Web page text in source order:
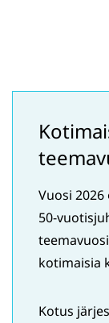
Vuosi
50-
kotimaisia
Kotus